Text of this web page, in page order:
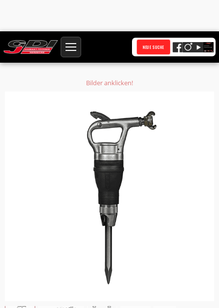
NEUE SUCHE
Startseite
Produkte
Meisselhammer mit Vibrationsdämpfung BM5VFK C20 Kreuzschlitzkappe 7,1
Bilder anklicken!